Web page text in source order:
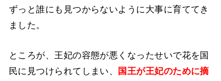
ずっと誰にも見つからないように大事に育ててき
ました。
ところが、王妃の容態が悪くなったせいで花を国
民に見つけられてしまい、
国王が王妃のために摘